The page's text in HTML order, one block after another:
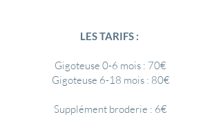
LES TARIFS :
Gigoteuse 0-6 mois : 70€
Gigoteuse 6-18 mois : 80€
Supplément broderie : 6€